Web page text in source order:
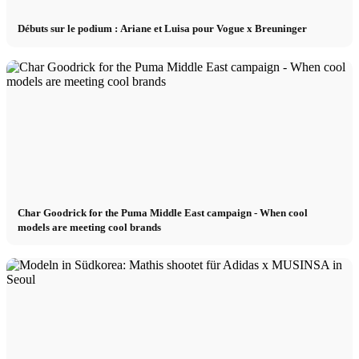
Débuts sur le podium : Ariane et Luisa pour Vogue x Breuninger
Char Goodrick for the Puma Middle East campaign - When cool
models are meeting cool brands